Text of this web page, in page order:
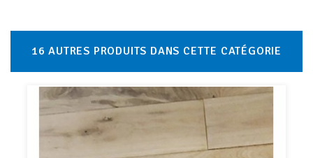
16 AUTRES PRODUITS DANS CETTE CATÉGORIE